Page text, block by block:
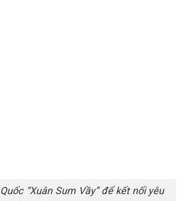
“Xuân Sum Vầy” để kết nối yêu